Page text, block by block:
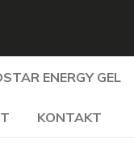
ENERGY GEL
KONTAKT